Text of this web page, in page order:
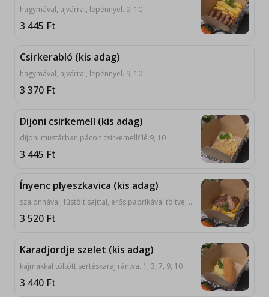
hagymával, ajvárral, lepénnyel. 9, 10
3 445 Ft
Csirkerabló (kis adag)
hagymával, ajvárral, lepénnyel. 9, 10
3 370 Ft
Dijoni csirkemell (kis adag)
dijoni mustárban pácolt csirkemellfilé.9, 10
3 445 Ft
Ínyenc plyeszkavica (kis adag)
szalonnával, füstölt sajttal, erős paprikával töltve, hagymával, ajvárral, lepénnyel.7, 9, 10
3 520 Ft
Karadjordje szelet (kis adag)
kajmakkal töltött sertéskaraj rántva. 1, 3, 7, 9, 10
3 440 Ft